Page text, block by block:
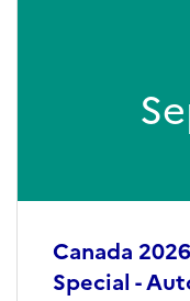
Canada
Special -